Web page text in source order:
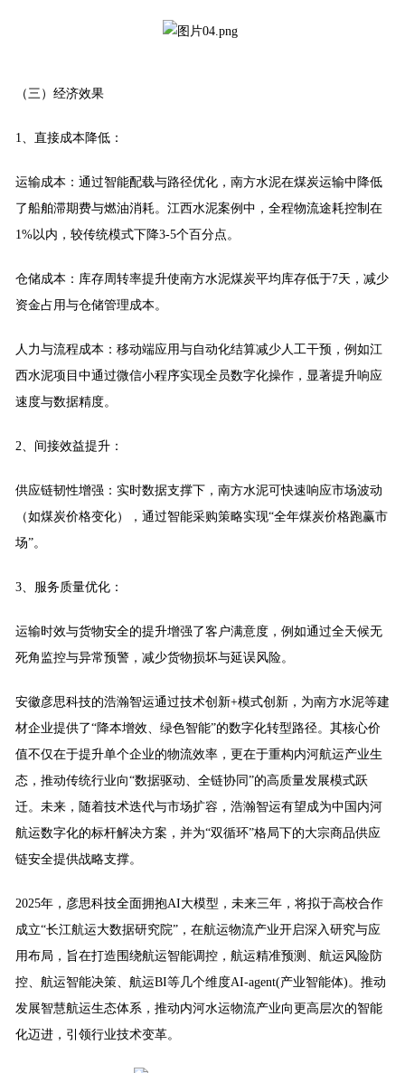
（三）经济效果
1、直接成本降低：
运输成本：通过智能配载与路径优化，南方水泥在煤炭运输中降低
了船舶滞期费与燃油消耗。江西水泥案例中，全程物流途耗控制在
1%以内，较传统模式下降3-5个百分点。
仓储成本：库存周转率提升使南方水泥煤炭平均库存低于7天，减少
资金占用与仓储管理成本。
人力与流程成本：移动端应用与自动化结算减少人工干预，例如江
西水泥项目中通过微信小程序实现全员数字化操作，显著提升响应
速度与数据精度。
2、间接效益提升：
供应链韧性增强：实时数据支撑下，南方水泥可快速响应市场波动
（如煤炭价格变化），通过智能采购策略实现“全年煤炭价格跑赢市
场”。
3、服务质量优化：
运输时效与货物安全的提升增强了客户满意度，例如通过全天候无
死角监控与异常预警，减少货物损坏与延误风险。
安徽彦思科技的浩瀚智运通过技术创新+模式创新，为南方水泥等建
材企业提供了“降本增效、绿色智能”的数字化转型路径。其核心价
值不仅在于提升单个企业的物流效率，更在于重构内河航运产业生
态，推动传统行业向“数据驱动、全链协同”的高质量发展模式跃
迁。未来，随着技术迭代与市场扩容，浩瀚智运有望成为中国内河
航运数字化的标杆解决方案，并为“双循环”格局下的大宗商品供应
链安全提供战略支撑。
2025年，彦思科技全面拥抱AI大模型，未来三年，将拟于高校合作
成立“长江航运大数据研究院”，在航运物流产业开启深入研究与应
用布局，旨在打造围绕航运智能调控，航运精准预测、航运风险防
控、航运智能决策、航运BI等几个维度AI-agent(产业智能体)。推动
发展智慧航运生态体系，推动内河水运物流产业向更高层次的智能
化迈进，引领行业技术变革。